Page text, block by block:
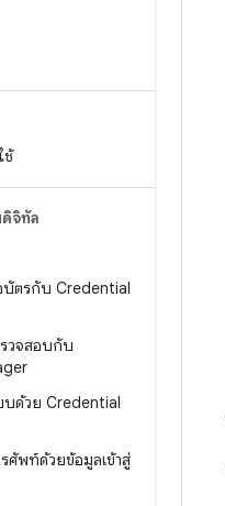
ช้
ดิจิทัล
ตรกับ Credential
วจสอบกับ
บด้วย Credential
ศัพท์ด้วยข้อมูลเข้าสู่